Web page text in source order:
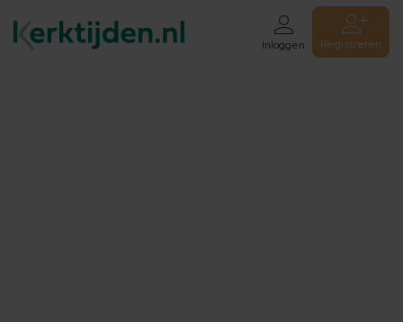
Inloggen Registreren